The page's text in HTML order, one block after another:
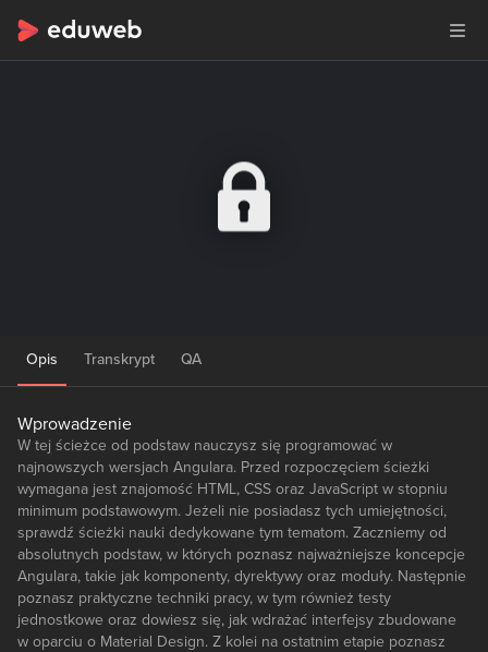
Opis Transkrypt QA
Wprowadzenie
W tej ścieżce od podstaw nauczysz się programować w
najnowszych wersjach Angulara. Przed rozpoczęciem ścieżki
wymagana jest znajomość HTML, CSS oraz JavaScript w stopniu
minimum podstawowym. Jeżeli nie posiadasz tych umiejętności,
sprawdź ścieżki nauki dedykowane tym tematom. Zaczniemy od
absolutnych podstaw, w których poznasz najważniejsze koncepcje
Angulara, takie jak komponenty, dyrektywy oraz moduły. Następnie
poznasz praktyczne techniki pracy, w tym również testy
jednostkowe oraz dowiesz się, jak wdrażać interfejsy zbudowane
w oparciu o Material Design. Z kolei na ostatnim etapie poznasz